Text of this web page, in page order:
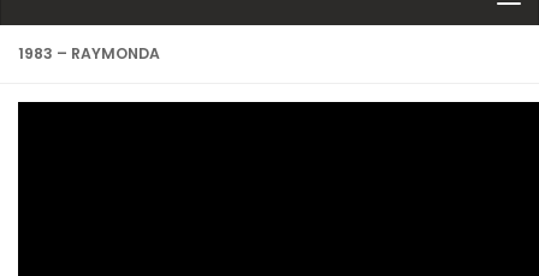
1983 – RAYMONDA